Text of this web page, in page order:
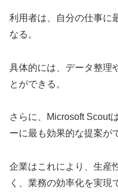
利用者は、自分の仕事に
なる。
具体的には、データ整理
とができる。
さらに、Microsoft Scout
ーに最も効果的な提案が
企業はこれにより、生産
く、業務の効率化を実現